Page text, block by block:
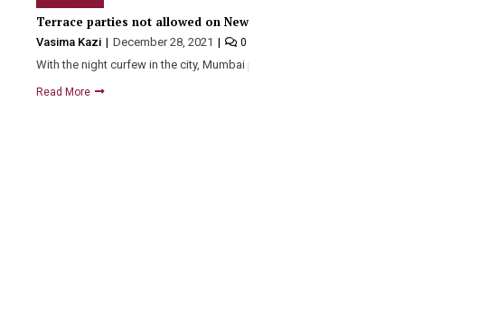
Terrace parties not allowed on New Year’s eve due to Covid-19: Mumbai Police
Vasima Kazi December 28, 2021 0
With the night curfew in the city, Mumbai police have…
Read More